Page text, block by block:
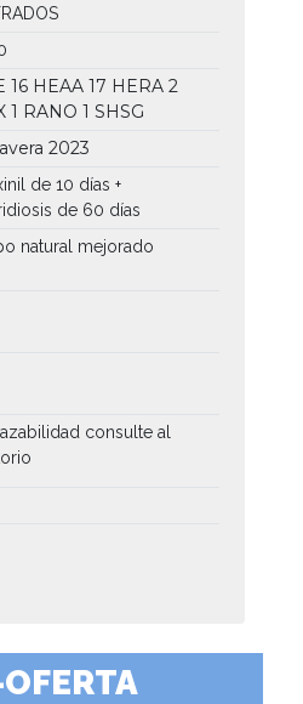
16 HEAA 17 HERA 2
1 RANO 1 SHSG
2023
de 10 días +
de 60 días
natural mejorado
consulte al